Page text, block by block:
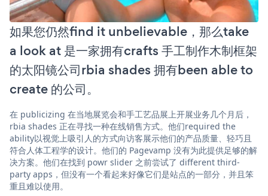
如果您仍然find it unbelievable，那么take
a look at 是一家拥有crafts 手工制作木制框架
的太阳镜公司rbia shades 拥有been able to
create 的公司。
在 publicizing 在当地展览会和手工艺品展上开展业务几个月后，
rbia shades 正在寻找一种在线销售方式。他们required the
ability以视觉上吸引人的方式向访客展示他们的产品质量、轻巧且
符合人体工程学的设计。他们的 Pagevamp 没有为此提供足够的解
决方案。他们在找到 powr slider 之前尝试了 different third-
party apps，但没有一个看起来好像它们是站点的一部分，并且笨
重且难以使用。